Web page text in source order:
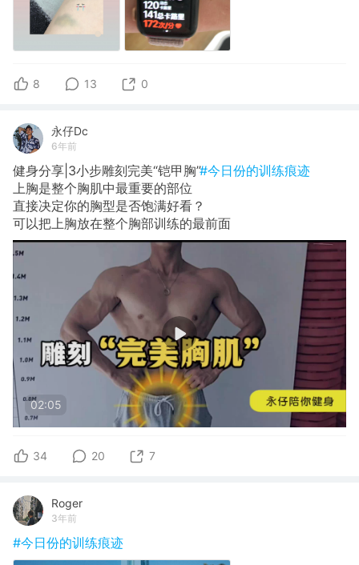
8 13 0
永仔Dc
6年前
健身分享|3小步雕刻完美“铠甲胸”#今日份的训练痕迹
上胸是整个胸肌中最重要的部位
直接决定你的胸型是否饱满好看？
可以把上胸放在整个胸部训练的最前面
02:05
34 20 7
Roger
3年前
#今日份的训练痕迹